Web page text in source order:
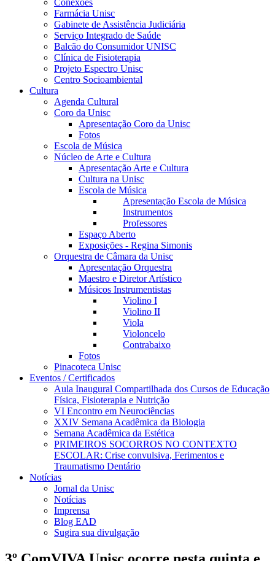
Conexões
Farmácia Unisc
Gabinete de Assistência Judiciária
Serviço Integrado de Saúde
Balcão do Consumidor UNISC
Clínica de Fisioterapia
Projeto Espectro Unisc
Centro Socioambiental
Cultura
Agenda Cultural
Coro da Unisc
Apresentação Coro da Unisc
Fotos
Escola de Música
Núcleo de Arte e Cultura
Apresentação Arte e Cultura
Cultura na Unisc
Escola de Música
Apresentação Escola de Música
Instrumentos
Professores
Espaço Aberto
Exposições - Regina Simonis
Orquestra de Câmara da Unisc
Apresentação Orquestra
Maestro e Diretor Artístico
Músicos Instrumentistas
Violino I
Violino II
Viola
Violoncelo
Contrabaixo
Fotos
Pinacoteca Unisc
Eventos / Certificados
Aula Inaugural Compartilhada dos Cursos de Educação
Física, Fisioterapia e Nutrição
VI Encontro em Neurociências
XXIV Semana Acadêmica da Biologia
Semana Acadêmica da Estética
PRIMEIROS SOCORROS NO CONTEXTO
ESCOLAR: Crise convulsiva, Ferimentos e
Traumatismo Dentário
Notícias
Jornal da Unisc
Notícias
Imprensa
Blog EAD
Sugira sua divulgação